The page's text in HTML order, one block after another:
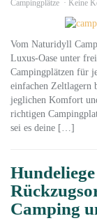
Campingplätze Keine
Vom Naturidyll
Luxus-Oase unter
Campingplätzen für
einfachen Zeltlagern
jeglichen Komfort
richtigen
sei es deine […]
Camping